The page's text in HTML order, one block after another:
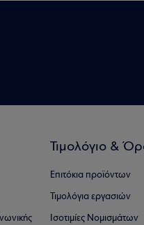
Τιμολόγιο &
Επιτόκια προϊόντων
Τιμολόγια εργασιών
Ισοτιμίες Νομισμάτων